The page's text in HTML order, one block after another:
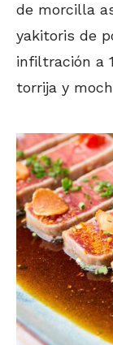
de morcilla
yakitoris de
infiltración a
torrija y